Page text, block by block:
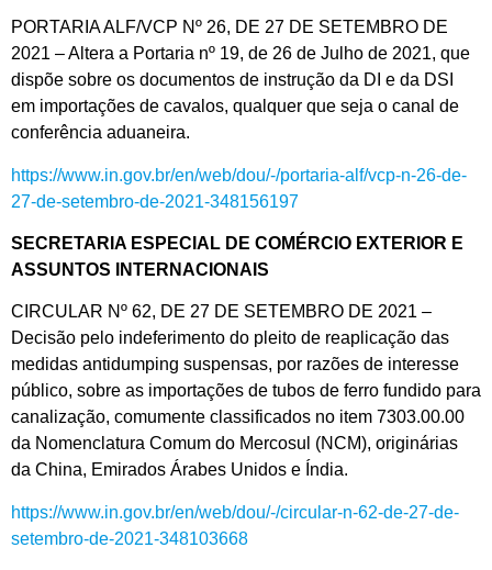
PORTARIA ALF/VCP Nº 26, DE 27 DE SETEMBRO DE
2021 – Altera a Portaria nº 19, de 26 de Julho de 2021, que
dispõe sobre os documentos de instrução da DI e da DSI
em importações de cavalos, qualquer que seja o canal de
conferência aduaneira.
https://www.in.gov.br/en/web/dou/-/portaria-alf/vcp-n-26-de-
27-de-setembro-de-2021-348156197
SECRETARIA ESPECIAL DE COMÉRCIO EXTERIOR E
ASSUNTOS INTERNACIONAIS
CIRCULAR Nº 62, DE 27 DE SETEMBRO DE 2021 –
Decisão pelo indeferimento do pleito de reaplicação das
medidas antidumping suspensas, por razões de interesse
público, sobre as importações de tubos de ferro fundido para
canalização, comumente classificados no item 7303.00.00
da Nomenclatura Comum do Mercosul (NCM), originárias
da China, Emirados Árabes Unidos e Índia.
https://www.in.gov.br/en/web/dou/-/circular-n-62-de-27-de-
setembro-de-2021-348103668